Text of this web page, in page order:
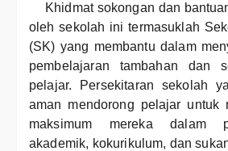
Khidmat sokongan dan
oleh sekolah ini termasuklah
(SK) yang membantu dalam
pembelajaran tambahan dan
pelajar. Persekitaran sekolah
aman mendorong pelajar untuk
maksimum mereka dalam
akademik, kokurikulum, dan